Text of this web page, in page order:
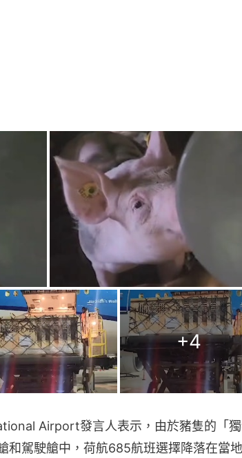
+4
Airport發言人表示，由於豬隻的「
和駕駛艙中，荷航685航班選擇降落在當地